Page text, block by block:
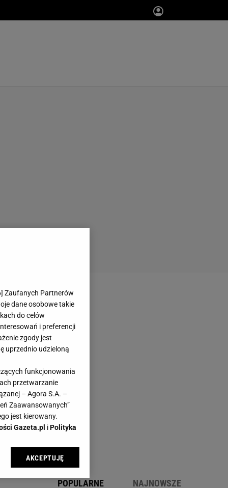
POPULARNE NAJNOWSZE
] Zaufanych Partnerów
dane osobowe takie
do celów
i preferencji
zgody jest
uprzednio udzieloną
funkcjonowania
przetwarzanie
– Agora S.A. –
Zaawansowanych”
jest kierowany.
Gazeta.pl iPolityka
sp. z o.o., jej
danych poprzez
AKCEPTUJĘ